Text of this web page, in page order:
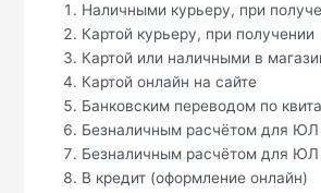
Наличными курьеру, при
Картой курьеру, при получении
Картой или наличными в
Картой онлайн на сайте
Банковским переводом по
Безналичным расчётом для
Безналичным расчётом для
В кредит (оформление онлайн)